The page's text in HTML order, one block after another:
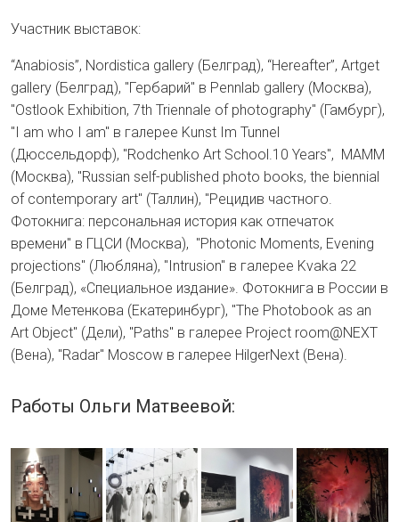
Участник выставок:
“Anabiosis”, Nordistica gallery (Белград), “Hereafter”, Artget
gallery (Белград), "Гербарий" в Pennlab gallery (Москва),
"Ostlook Exhibition, 7th Triennale of photography" (Гамбург),
"I am who I am" в галерее Kunst Im Tunnel
(Дюссельдорф), "Rodchenko Art School.10 Years", МАММ
(Москва), "Russian self-published photo books, the biennial
of contemporary art" (Таллин), "Рецидив частного.
Фотокнига: персональная история как отпечаток
времени" в ГЦСИ (Москва), "Photonic Moments, Evening
projections" (Любляна), "Intrusion" в галерее Kvaka 22
(Белград), «Специальное издание». Фотокнига в России в
Доме Метенкова (Екатеринбург), "The Photobook as an
Art Object" (Дели), "Paths" в галерее Project room@NEXT
(Вена), "Radar" Moscow в галерее HilgerNext (Вена).
Работы Ольги Матвеевой: